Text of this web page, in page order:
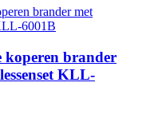
koperen brander
KLL-